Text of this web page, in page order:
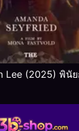
Lee (2025) พินั